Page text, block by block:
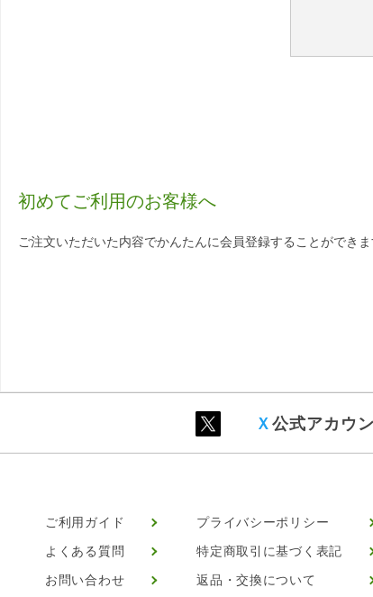
初めてご利用のお客様へ
ご注文いただいた内容でかんたんに会員登録することができま
Ｘ公式アカウ
ご利用ガイド
よくある質問
お問い合わせ
プライバシーポリシー
特定商取引に基づく表記
返品・交換について